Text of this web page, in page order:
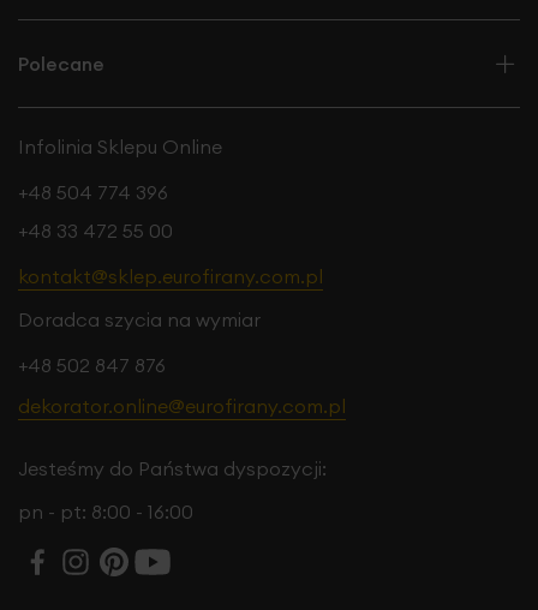
Polecane
Infolinia Sklepu Online
+48 504 774 396
+48 33 472 55 00
kontakt@sklep.eurofirany.com.pl
Doradca szycia na wymiar
+48 502 847 876
dekorator.online@eurofirany.com.pl
Jesteśmy do Państwa dyspozycji:
pn - pt: 8:00 - 16:00